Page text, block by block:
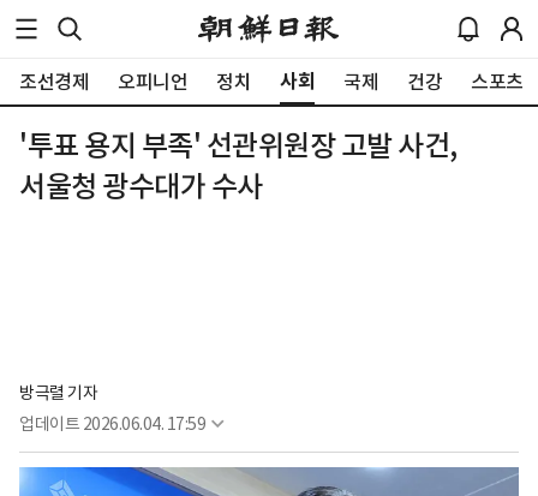
조선경제 오피니언 정치 사회 국제 건강 스포츠
'투표 용지 부족' 선관위원장 고발 사건,
서울청 광수대가 수사
방극렬 기자
업데이트 2026.06.04. 17:59